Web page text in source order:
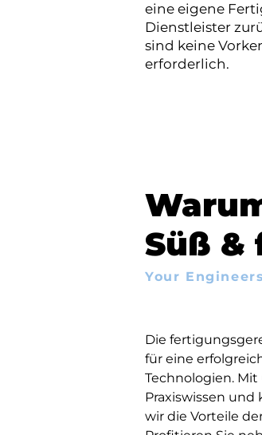
eine eigene
Dienstleister
sind keine
erforderlich.
Süß &
Your
Die
für eine
Technologien.
Praxiswissen und
wir die Vorteile